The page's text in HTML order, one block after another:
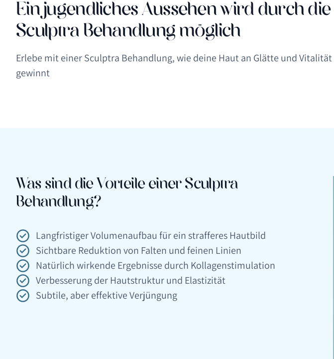
Ein jugendliches Aussehen wird durch die
Sculptra Behandlung möglich
Erlebe mit einer Sculptra Behandlung, wie deine Haut an Glätte und Vitalität
gewinnt
Was sind die Vorteile einer Sculptra
Behandlung?
Langfristiger Volumenaufbau für ein strafferes Hautbild
Sichtbare Reduktion von Falten und feinen Linien
Natürlich wirkende Ergebnisse durch Kollagenstimulation
Verbesserung der Hautstruktur und Elastizität
Subtile, aber effektive Verjüngung